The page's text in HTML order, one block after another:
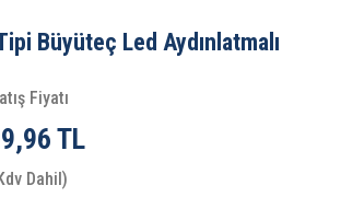
Büyüteç Led Aydınlatmalı
Fiyatı
TL
Dahil)